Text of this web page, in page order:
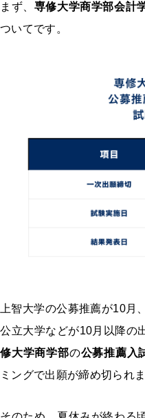
まず、 専修大学商学部会計
ついてです。
上智大学の公募推薦が10月
公立大学などが10月以降の
修大学商学部の公募推薦入
ミングで出願が締め切られま